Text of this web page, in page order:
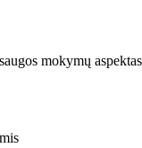
mokymų